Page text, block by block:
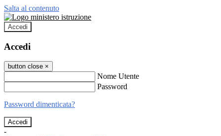
Salta al contenuto
Accedi
Accedi
button close ×
Nome Utente
Password
Password dimenticata?
-